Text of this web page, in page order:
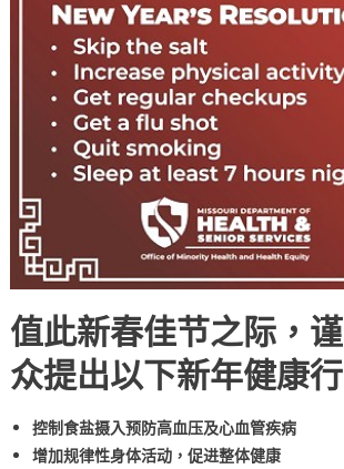
值此新春佳节之际，
众提出以下新年健康
控制食盐摄入预防高血压及心血管疾病
增加规律性身体活动，促进整体健康